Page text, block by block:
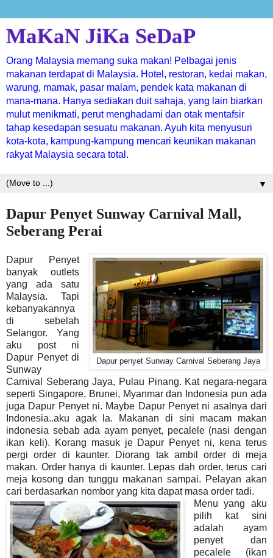
MaKaN JiKa SeDaP
Orang Malaysia memang suka makan! Pelbagai jenis
makanan terdapat di Malaysia. Hotel, restoran, kedai makan,
warung, mamak, pasar malam, pendek kata makanan di
mana-mana. Hanya sediakan duit sahaja, yang lain biarkan
mulut menikmati, perut menghadami dan otak mentafsir
tahap kesedapan sesuatu makanan. Ayuh kita menyusuri
kota-kota, kampung-kampung mencari keunikan makanan
rakyat Malaysia secara total.
▼
Dapur Penyet Sunway Carnival Mall,
Seberang Perai
Dapur penyet Sunway Carnival Seberang Jaya
Dapur Penyet
banyak outlets
yang ada satu
Malaysia. Tapi
kebanyakannya
di sebelah
Selangor. Yang
aku post ni
Dapur Penyet di
Sunway
Carnival Seberang Jaya, Pulau Pinang. Kat negara-negara
seperti Singapore, Brunei, Myanmar dan Indonesia pun ada
juga Dapur Penyet ni. Maybe Dapur Penyet ni asalnya dari
Indonesia..aku agak la. Makanan di sini macam makan
indonesia sebab ada ayam penyet, pecalele (nasi dengan
ikan keli). Korang masuk je Dapur Penyet ni, kena terus
pergi order di kaunter. Diorang tak ambil order di meja
makan. Order hanya di kaunter. Lepas dah order, terus cari
meja kosong dan tunggu makanan sampai. Pelayan akan
cari berdasarkan nombor yang kita dapat masa order tadi.
Menu yang aku
pilih kat sini
adalah ayam
penyet dan
pecalele (ikan